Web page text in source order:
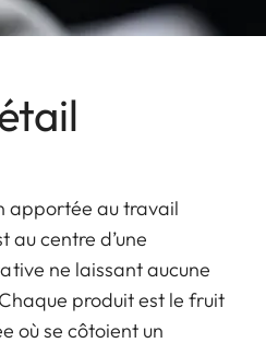
apportée au travail
au centre d’une
ne laissant aucune
produit est le fruit
où se côtoient un